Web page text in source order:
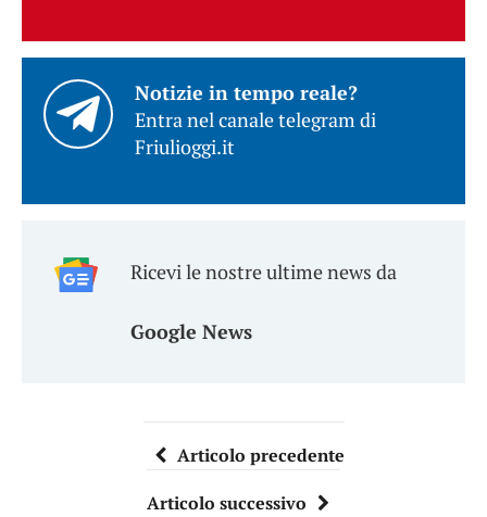
Notizie in tempo reale?
Entra nel canale telegram di
Friulioggi.it
Ricevi le nostre ultime news da
Google News
Articolo precedente
Articolo successivo